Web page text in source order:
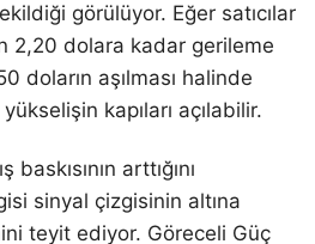
görülüyor. Eğer satıcılar
2,20 dolara kadar gerileme
doların aşılması halinde
kapıları açılabilir.
arttığını
sinyal çizgisinin altına
teyit ediyor. Göreceli Güç